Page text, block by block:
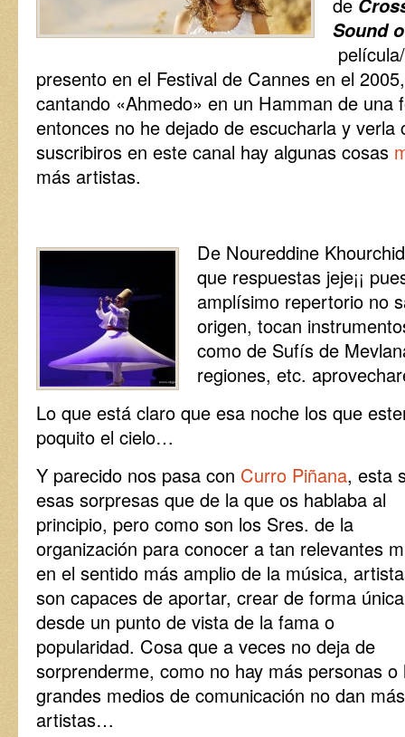
Sound
presento en el Festival de Cannes en el
cantando «Ahmedo» en un Hamman de una
entonces no he dejado de escucharla y
suscribiros en este canal hay algunas cosas
más artistas.
De Noureddine
que respuestas jeje¡¡
amplísimo repertorio no
origen, tocan
como de Sufís de
regiones, etc.
Lo que está claro que esa noche los que
poquito el cielo…
Y parecido nos pasa con Curro Piñana, esta
esas sorpresas que de la que os hablaba al
principio, pero como son los Sres. de la
organización para conocer a tan relevantes
en el sentido más amplio de la música,
son capaces de aportar, crear de forma
desde un punto de vista de la fama o
popularidad. Cosa que a veces no deja de
sorprenderme, como no hay más personas o
grandes medios de comunicación no dan
artistas…